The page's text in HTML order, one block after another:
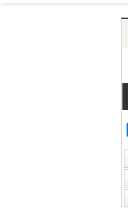
【住宅
住
【会社
会
そ
【お問
メ